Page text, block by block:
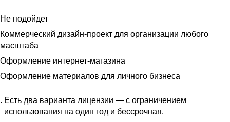
Не подойдет
Коммерческий дизайн-проект для организации любого
масштаба
Оформление интернет-магазина
Оформление материалов для личного бизнеса
Есть два варианта лицензии — с ограничением
использования на один год и бессрочная.